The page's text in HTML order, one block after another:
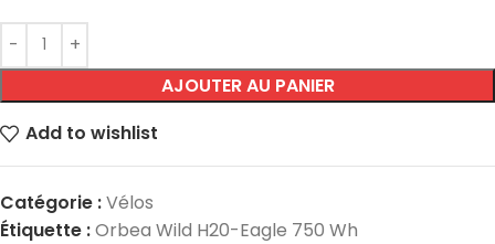
AJOUTER AU PANIER
Add to wishlist
Catégorie :Vélos
Étiquette :Orbea Wild H20-Eagle 750 Wh